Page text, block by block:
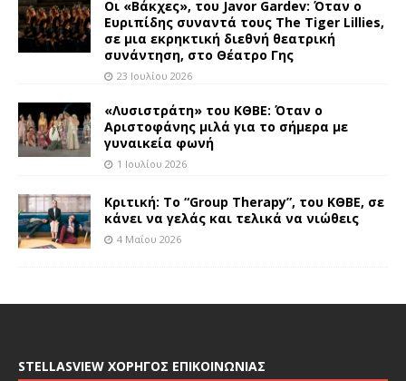
Οι «Βάκχες», του Javor Gardev: Όταν ο
Ευριπίδης συναντά τους The Tiger Lillies,
σε μια εκρηκτική διεθνή θεατρική
συνάντηση, στο Θέατρο Γης
23 Ιουλίου 2026
«Λυσιστράτη» του ΚΘΒΕ: Όταν ο
Αριστοφάνης μιλά για το σήμερα με
γυναικεία φωνή
1 Ιουλίου 2026
Κριτική: Το “Group Therapy”, του ΚΘΒΕ, σε
κάνει να γελάς και τελικά να νιώθεις
4 Μαΐου 2026
STELLASVIEW ΧΟΡΗΓΟΣ ΕΠΙΚΟΙΝΩΝΙΑΣ